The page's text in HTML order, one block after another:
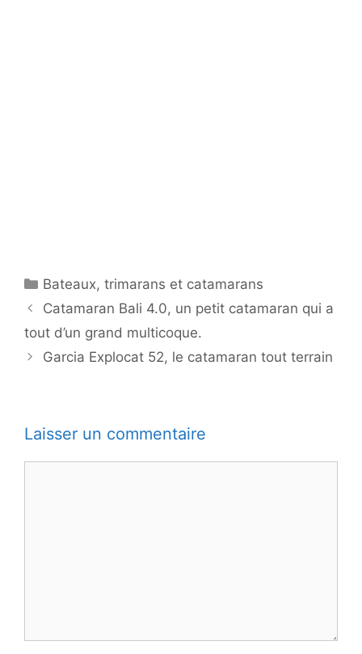
Catégories
Bateaux,trimarans et catamarans
Catamaran Bali 4.0, un petit catamaran qui a
tout d’un grand multicoque.
Garcia Explocat 52, le catamaran tout terrain
Laisser un commentaire